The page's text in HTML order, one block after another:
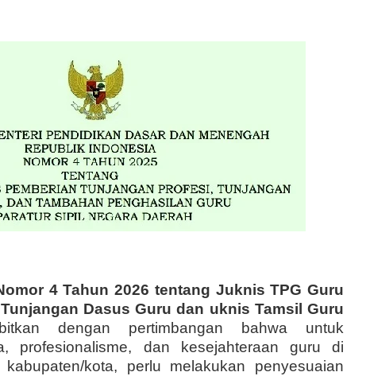
4 Tahun 2026 tentang Juknis TPG Guru
Dasus Guru dan uknis Tamsil Guru
dengan pertimbangan bahwa untuk
profesionalisme, dan kesejahteraan guru di
kota, perlu melakukan penyesuaian